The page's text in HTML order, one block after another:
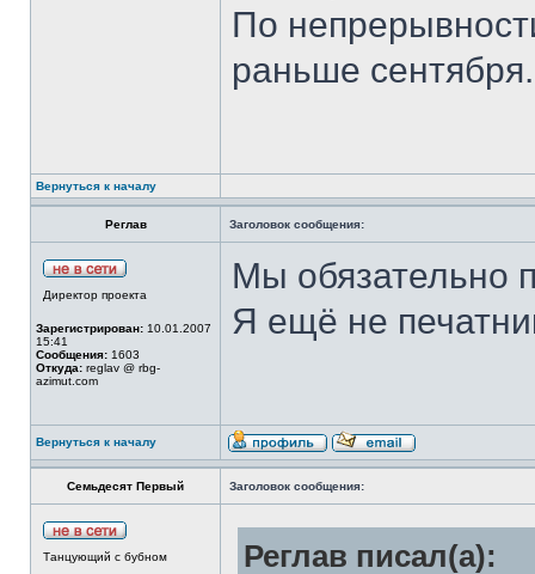
По
раньше
Вернуться к началу
Реглав Заголовок сообщения:
Директор проекта
Зарегистрирован: 10.01.2007
15:41
Сообщения: 1603
Откуда: reglav @ rbg-
azimut.com
Мы обязательно
Я ещё не
Вернуться к началу
Семьдесят Первый Заголовок сообщения:
Танцующий с бубном Реглав писал(а):